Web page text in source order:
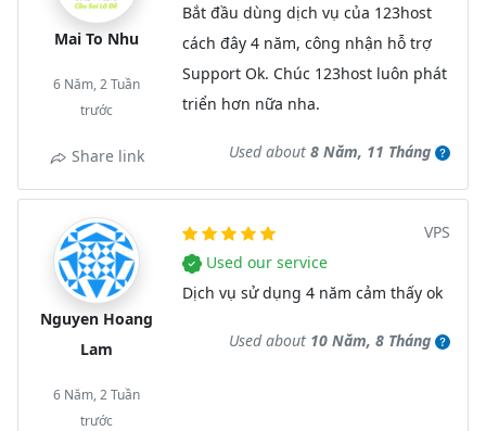
Mai To Nhu
6 Năm, 2 Tuần
trước
Share link
Bắt đầu dùng dịch vụ của 123host
cách đây 4 năm, công nhận hỗ trợ
Support Ok. Chúc 123host luôn phát
triển hơn nữa nha.
Used about 8 Năm, 11 Tháng
Nguyen Hoang
Lam
6 Năm, 2 Tuần
trước
VPS
Used our service
Dịch vụ sử dụng 4 năm cảm thấy ok
Used about 10 Năm, 8 Tháng